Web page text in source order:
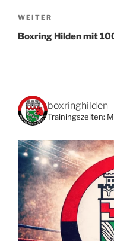
Nächster
Beitrag
WEITER
Boxring Hilden mit
boxringhilden
Trainingszeiten: